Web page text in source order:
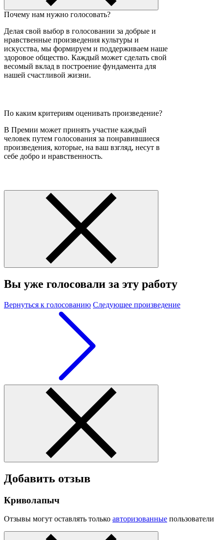
Почему нам нужно голосовать?
Делая свой выбор в голосовании за добрые и
нравственные произведения культуры и
искусства, мы формируем и поддерживаем наше
здоровое общество. Каждый может сделать свой
весомый вклад в построение фундамента для
нашей счастливой жизни.
По каким критериям оценивать произведение?
В Премии может принять участие каждый
человек путем голосования за понравившиеся
произведения, которые, на ваш взгляд, несут в
себе добро и нравственность.
Вы уже голосовали за эту работу
Вернуться к голосованию Следующее произведение
Добавить отзыв
Криволапыч
Отзывы могут оставлять только авторизованные пользователи